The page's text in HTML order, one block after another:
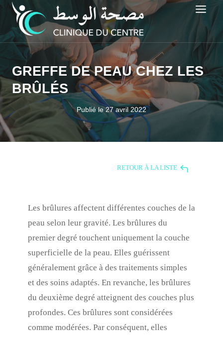
Aller
contenu
GREFFE DE PEAU CHEZ LES
BRÛLÉS
Publié le 27 avril 2022
RETOUR À LA LISTE
Les brûlures affectent différentes couches de la
peau selon leur gravité. Les brûlures du
premier degré touchent uniquement la couche
superficielle de la peau. Elles guérissent
généralement grâce à des traitements simples
et des soins adaptés. En revanche, les brûlures
du deuxième degré atteignent des couches plus
profondes. Ces brûlures sont considérées
comme modérées. Par conséquent, elles